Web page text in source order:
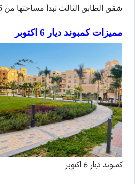
شقق الطابق الثالث تبدأ مساحتها من 186 متر مربع.
مميزات كمبوند ديار 6 اكتوبر
كمبوند ديار 6 اكتوبر